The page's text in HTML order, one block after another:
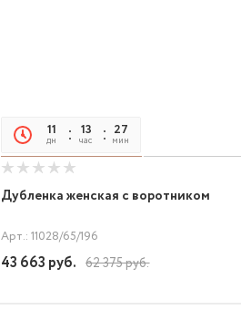
11
дн
13
час
27
мин
Дубленка женская с воротником
Арт.: 11028/65/196
43 663 руб. 62 375руб.